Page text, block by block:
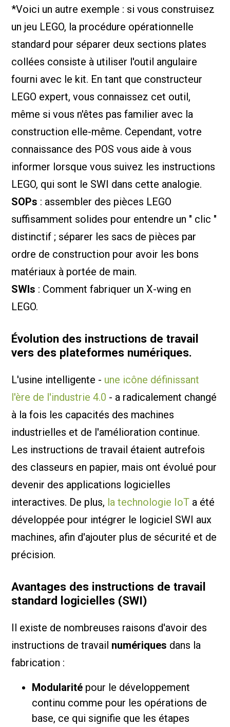
*Voici un autre exemple : si vous construisez
un jeu LEGO, la procédure opérationnelle
standard pour séparer deux sections plates
collées consiste à utiliser l'outil angulaire
fourni avec le kit. En tant que constructeur
LEGO expert, vous connaissez cet outil,
même si vous n'êtes pas familier avec la
construction elle-même. Cependant, votre
connaissance des POS vous aide à vous
informer lorsque vous suivez les instructions
LEGO, qui sont le SWI dans cette analogie.
SOPs : assembler des pièces LEGO
suffisamment solides pour entendre un " clic "
distinctif ; séparer les sacs de pièces par
ordre de construction pour avoir les bons
matériaux à portée de main.
SWIs : Comment fabriquer un X-wing en
LEGO.
Évolution des instructions de travail
vers des plateformes numériques.
L'usine intelligente - une icône définissant
l'ère de l'industrie 4.0 - a radicalement changé
à la fois les capacités des machines
industrielles et de l'amélioration continue.
Les instructions de travail étaient autrefois
des classeurs en papier, mais ont évolué pour
devenir des applications logicielles
interactives. De plus, la technologie IoT a été
développée pour intégrer le logiciel SWI aux
machines, afin d'ajouter plus de sécurité et de
précision.
Avantages des instructions de travail
standard logicielles (SWI)
Il existe de nombreuses raisons d'avoir des
instructions de travail numériques dans la
fabrication :
Modularité pour le développement
continu comme pour les opérations de
base, ce qui signifie que les étapes